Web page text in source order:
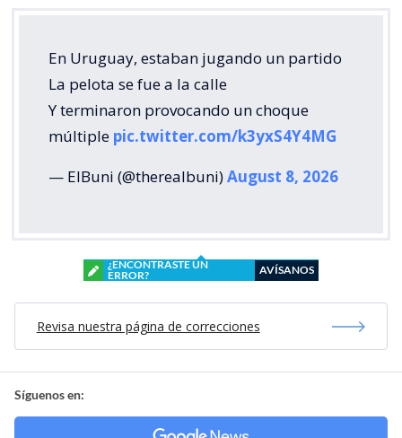
En Uruguay, estaban jugando un partido
La pelota se fue a la calle
Y terminaron provocando un choque
múltiple pic.twitter.com/k3yxS4Y4MG
— ElBuni (@therealbuni)August 8, 2026
¿ENCONTRASTE UN
ERROR?
AVÍSANOS
Revisa nuestra página de correcciones
Síguenos en: